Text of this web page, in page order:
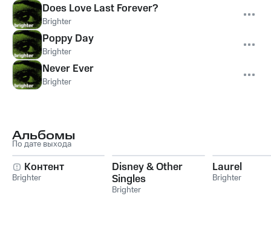
Does Love Last Forever?
Brighter
Poppy Day
Brighter
Never Ever
Brighter
Альбомы
По дате выхода
Контент
Brighter
Disney & Other
Singles
Brighter
Laurel
Brighter